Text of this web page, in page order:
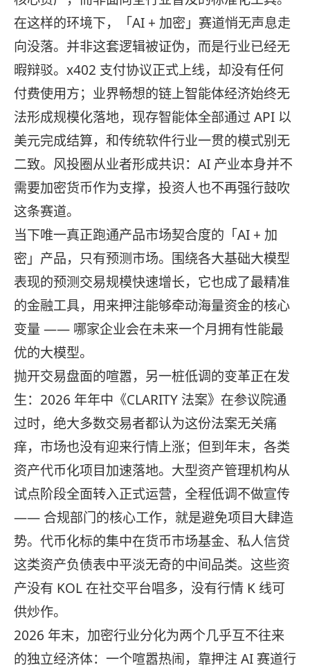
在这样的环境下，「AI + 加密」赛道悄无声息走
向没落。并非这套逻辑被证伪，而是行业已经无
暇辩驳。x402 支付协议正式上线，却没有任何
付费使用方；业界畅想的链上智能体经济始终无
法形成规模化落地，现存智能体全部通过 API 以
美元完成结算，和传统软件行业一贯的模式别无
二致。风投圈从业者形成共识：AI 产业本身并不
需要加密货币作为支撑，投资人也不再强行鼓吹
这条赛道。
当下唯一真正跑通产品市场契合度的「AI + 加
密」产品，只有预测市场。围绕各大基础大模型
表现的预测交易规模快速增长，它也成了最精准
的金融工具，用来押注能够牵动海量资金的核心
变量 —— 哪家企业会在未来一个月拥有性能最
优的大模型。
抛开交易盘面的喧嚣，另一桩低调的变革正在发
生：2026 年年中《CLARITY 法案》在参议院通
过时，绝大多数交易者都认为这份法案无关痛
痒，市场也没有迎来行情上涨；但到年末，各类
资产代币化项目加速落地。大型资产管理机构从
试点阶段全面转入正式运营，全程低调不做宣传
—— 合规部门的核心工作，就是避免项目大肆造
势。代币化标的集中在货币市场基金、私人信贷
这类资产负债表中平淡无奇的中间品类。这些资
产没有 KOL 在社交平台唱多，没有行情 K 线可
供炒作。
2026 年末，加密行业分化为两个几乎互不往来
的独立经济体：一个喧嚣热闹，靠押注 AI 赛道行